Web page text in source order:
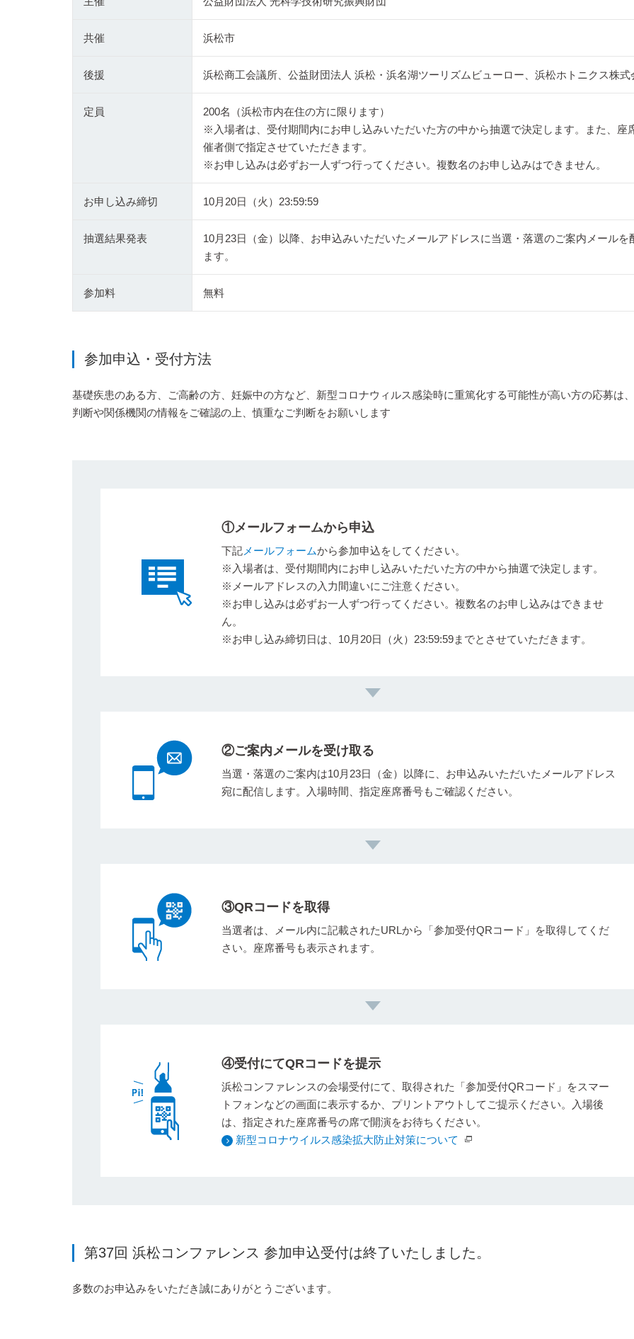
共催 浜松市
後援 浜松商工会議所、公益財団法人 浜松・浜名湖ツーリズムビューロー、浜松ホトニクス株式
定員
200名（浜松市内在住の方に限ります）
※入場者は、受付期間内にお申し込みいただいた方の中から抽選で決定します。また、座
催者側で指定させていただきます。
※お申し込みは必ずお一人ずつ行ってください。複数名のお申し込みはできません。
お申し込み締切 10月20日（火）23:59:59
抽選結果発表
10月23日（金）以降、お申込みいただいたメールアドレスに当選・落選のご案内メールを
ます。
参加料 無料
参加申込・受付方法
基礎疾患のある方、ご高齢の方、妊娠中の方など、新型コロナウィルス感染時に重篤化する可能性が高い方の応募は
判断や関係機関の情報をご確認の上、慎重なご判断をお願いします
①メールフォームから申込
下記 メールフォームから参加申込をしてください。
※入場者は、受付期間内にお申し込みいただいた方の中から抽選で決定します。
※メールアドレスの入力間違いにご注意ください。
※お申し込みは必ずお一人ずつ行ってください。複数名のお申し込みはできませ
ん。
※お申し込み締切日は、10月20日（火）23:59:59までとさせていただきます。
②ご案内メールを受け取る
当選・落選のご案内は10月23日（金）以降に、お申込みいただいたメールアドレス
宛に配信します。入場時間、指定座席番号もご確認ください。
③QRコードを取得
当選者は、メール内に記載されたURLから「参加受付QRコード」を取得してくだ
さい。座席番号も表示されます。
④受付にてQRコードを提示
浜松コンファレンスの会場受付にて、取得された「参加受付QRコード」をスマー
トフォンなどの画面に表示するか、プリントアウトしてご提示ください。入場後
は、指定された座席番号の席で開演をお待ちください。
新型コロナウイルス感染拡大防止対策について
第37回 浜松コンファレンス 参加申込受付は終了いたしました。
多数のお申込みをいただき誠にありがとうございます。